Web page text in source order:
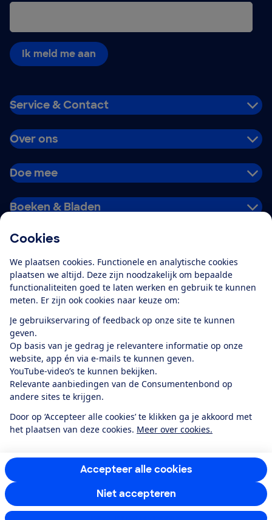
Cookies
We plaatsen cookies. Functionele en analytische cookies
plaatsen we altijd. Deze zijn noodzakelijk om bepaalde
functionaliteiten goed te laten werken en gebruik te kunnen
meten. Er zijn ook cookies naar keuze om:
Je gebruikservaring of feedback op onze site te kunnen
geven.
Op basis van je gedrag je relevantere informatie op onze
website, app én via e-mails te kunnen geven.
YouTube-video’s te kunnen bekijken.
Relevante aanbiedingen van de Consumentenbond op
andere sites te krijgen.
Door op ‘Accepteer alle cookies’ te klikken ga je akkoord met
het plaatsen van deze cookies. Meer over cookies.
Accepteer alle cookies
Niet accepteren
Ik meld me aan
Service & Contact
Over ons
Doe mee
Boeken & Bladen
Alles over de
app
Algemene Voorwaarden
Privacyverklaring
Cookiebeleid
Privacyvoorkeuren
Toegankelijkheid
RSS-feed nieuws
Facebook
TwitterInstagram
YoutubeLinkedIn
12.901consumentenbeoordelen de Consumentenbondmet gemiddeld